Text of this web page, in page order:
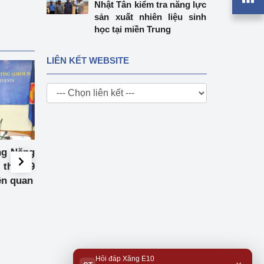
Năng
thứ 39
quan
Nhật Tân kiểm tra năng lực
sản xuất nhiên liệu sinh
học tại miền Trung
LIÊN KẾT WEBSITE
Hỏi đáp Xăng E10